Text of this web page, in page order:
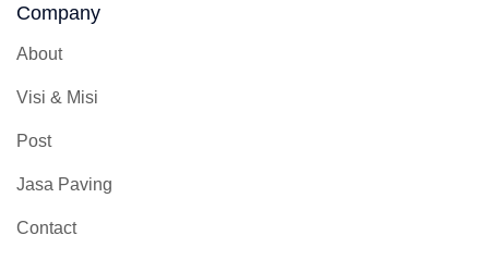
Company
About
Visi & Misi
Post
Jasa Paving
Contact